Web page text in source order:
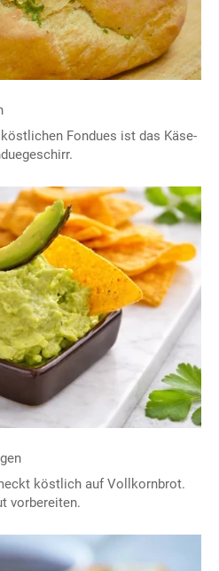
Fondues ist das Käse-
köstlich auf Vollkornbrot.
vorbereiten.